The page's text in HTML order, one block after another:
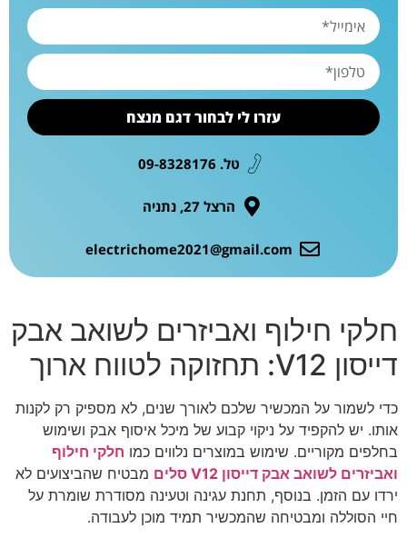
עזרו לי לבחור דגם מנצח
טל. 09-8328176
הרצל 27, נתניה
electrichome2021@gmail.com
חלקי חילוף ואביזרים לשואב אבק
דייסון V12: תחזוקה לטווח ארוך
כדי לשמור על המכשיר שלכם לאורך שנים, לא מספיק רק לקנות
אותו. יש להקפיד על ניקוי קבוע של מיכל איסוף אבק ושימוש
בחלפים מקוריים. שימוש במוצרים נלווים כמו חלקי חילוף
ואביזרים לשואב אבק דייסון V12 סלים
מבטיח שהביצועים לא
ירדו עם הזמן. בנוסף, תחנת עגינה וטעינה מסודרת שומרת על
חיי הסוללה ומבטיחה שהמכשיר תמיד מוכן לעבודה.